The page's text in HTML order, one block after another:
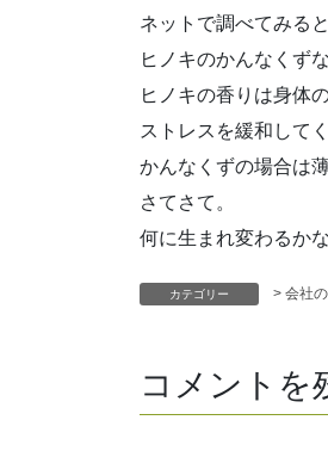
ネットで調べてみる
ヒノキのかんなくず
ヒノキの香りは身体
ストレスを緩和して
かんなくずの場合は
さてさて。
何に生まれ変わるか
カテゴリー > 会社
コメントを